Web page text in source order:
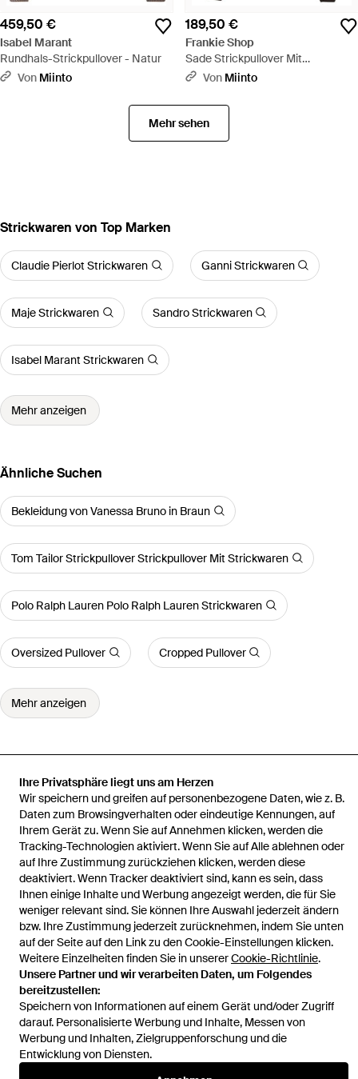
Ihre Privatsphäre liegt uns am Herzen
Wir speichern und greifen auf personenbezogene Daten, wie z. B.
Daten zum Browsingverhalten oder eindeutige Kennungen, auf
Ihrem Gerät zu. Wenn Sie auf Annehmen klicken, werden die
Tracking-Technologien aktiviert. Wenn Sie auf Alle ablehnen oder
auf Ihre Zustimmung zurückziehen klicken, werden diese
deaktiviert. Wenn Tracker deaktiviert sind, kann es sein, dass
Ihnen einige Inhalte und Werbung angezeigt werden, die für Sie
weniger relevant sind. Sie können Ihre Auswahl jederzeit ändern
bzw. Ihre Zustimmung jederzeit zurücknehmen, indem Sie unten
auf der Seite auf den Link zu den Cookie-Einstellungen klicken.
Weitere Einzelheiten finden Sie in unsererCookie-Richtlinie.
Unsere Partner und wir verarbeiten Daten, um Folgendes
bereitzustellen:
Speichern von Informationen auf einem Gerät und/oder Zugriff
darauf. Personalisierte Werbung und Inhalte, Messen von
Werbung und Inhalten, Zielgruppenforschung und die
Entwicklung von Diensten.
459,50 €
Isabel Marant
Rundhals-Strickpullover - Natur
Von Miinto
189,50 €
Frankie Shop
Sade Strickpullover Mit
Reißverschluss - Schwarz
Von Miinto
Mehr sehen
Strickwaren von Top Marken
Claudie Pierlot Strickwaren Ganni Strickwaren
Maje Strickwaren Sandro Strickwaren
Isabel Marant Strickwaren
Mehr anzeigen
Ähnliche Suchen
Bekleidung von Vanessa Bruno in Braun
Tom Tailor Strickpullover Strickpullover Mit Strickwaren
Polo Ralph Lauren Polo Ralph Lauren Strickwaren
Oversized Pullover Cropped Pullover
Mehr anzeigen
Startseite Damen Strickwaren
Vanessa Bruno Strickwaren
Kamel Strickpullover Balade
Hilfe und Informationen